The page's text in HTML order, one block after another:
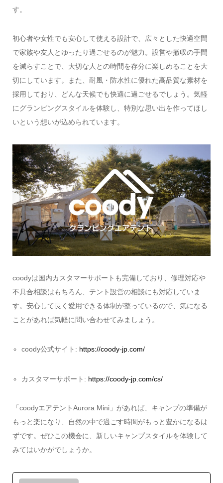
す。
初心者や女性でも安心して使える設計で、広々とした快適空間
で家族や友人とゆったり過ごせるのが魅力。設営や撤収の手間
を減らすことで、大切な人との時間を存分に楽しめることを大
切にしています。また、耐風・防水性に優れた高品質な素材を
採用しており、どんな天候でも快適に過ごせるでしょう。気軽
にグランピングスタイルを体験し、特別な思い出を作ってほし
いという想いが込められています。
coodyは国内カスタマーサポートも完備しており、修理対応や
不具合相談はもちろん、テント設営の相談にも対応していま
す。安心して長く愛用できる体制が整っているので、気になる
ことがあれば気軽に問い合わせてみましょう。
coody公式サイト: https://coody-jp.com/
カスタマーサポート: https://coody-jp.com/cs/
「coodyエアテントAurora Mini」があれば、キャンプの準備が
もっと楽になり、自然の中で過ごす時間がもっと豊かになるは
ずです。ぜひこの機会に、新しいキャンプスタイルを体験して
みてはいかがでしょうか。